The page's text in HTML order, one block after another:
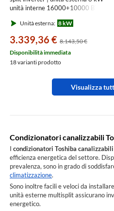
unità interne 16000+10000 BTU
M[16|10]U2DVG-E
Unità esterna: 8 kW
3.339,36 € 8.143,50 €
Disponibilità immediata
18 varianti prodotto
Visualizza
Condizionatori canalizzabili
I condizionatori Toshiba canalizzabili
efficienza energetica del settore.
prevalenza, sono in grado di
climatizzazione.
Sono inoltre facili e veloci da
unità esterne multisplit assicurano
energetico.